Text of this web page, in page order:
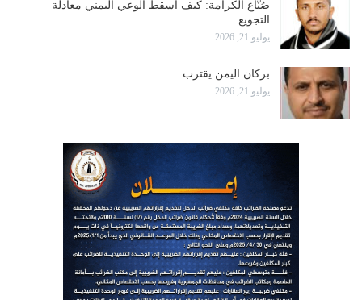
صُنّاع الكرامة: كيف أسقط الوعي اليمني معادلة
التجويع…
يوليو 21, 2026
بركان اليمن يقترب
يوليو 21, 2026